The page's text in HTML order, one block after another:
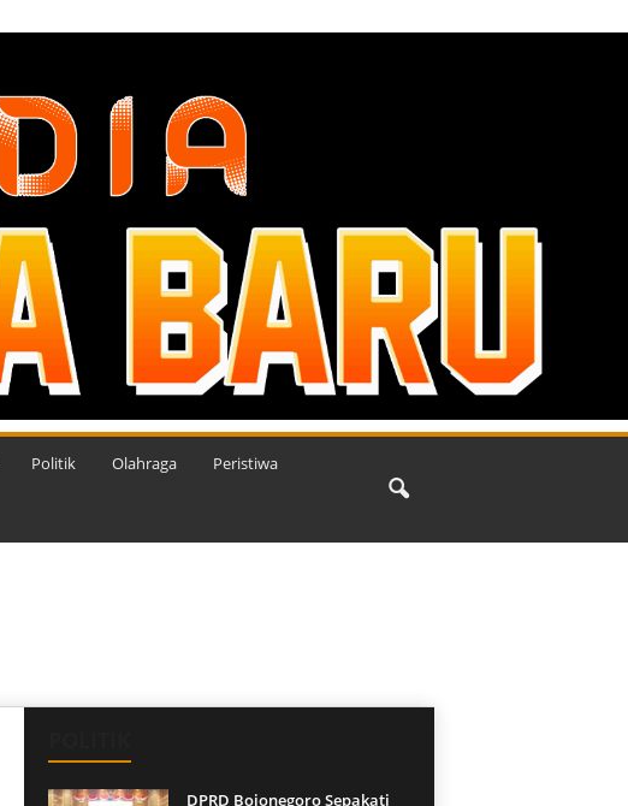
Politik Olahraga Peristiwa
DPRD Bojonegoro Sepakati